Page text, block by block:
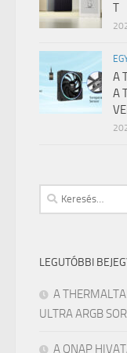
T
A
A
Keresés:
LEGUTÓBBI
A
ULTRA ARGB
A QNAP